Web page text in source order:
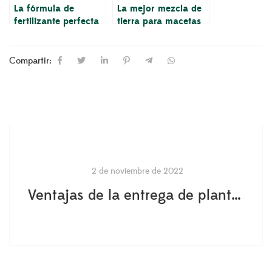
La fórmula de
fertilizante perfecta
La mejor mezcla de
tierra para macetas
Compartir:
2 de noviembre de 2022
Ventajas de la entrega de planta el mismo día